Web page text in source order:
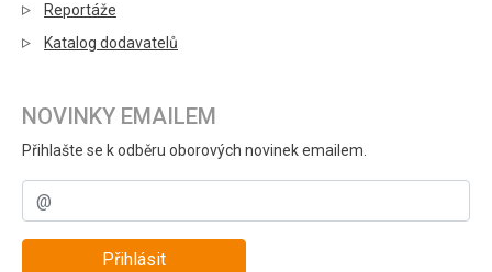
Reportáže
Katalog dodavatelů
NOVINKY EMAILEM
Přihlašte se k odběru oborových novinek emailem.
Přihlásit